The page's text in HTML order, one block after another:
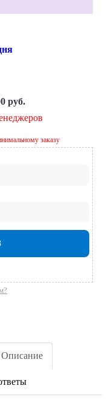
руб.
заказу
Описание